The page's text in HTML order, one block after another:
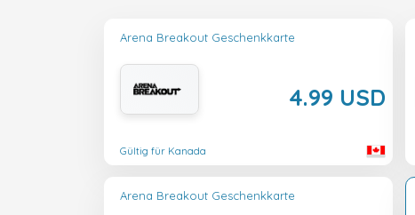
Arena Breakout Geschenkkarte
4.99 USD
Gültig für Kanada
Arena Breakout Geschenkkarte